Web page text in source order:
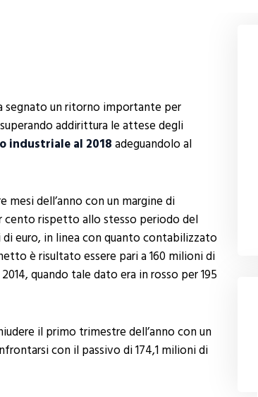
segnato un ritorno importante per
addirittura le attese degli
industriale al 2018adeguandolo al
mesi dell’anno con un margine di
cento rispetto allo stesso periodo del
euro, in linea con quanto contabilizzato
è risultato essere pari a 160 milioni di
quando tale dato era in rosso per 195
il primo trimestre dell’anno con un
con il passivo di 174,1 milioni di